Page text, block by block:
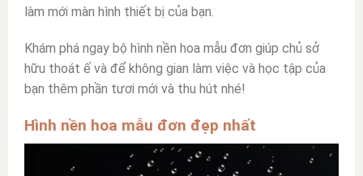
làm mới màn hình thiết bị của bạn.
Khám phá ngay bộ hình nền hoa mẫu đơn giúp chủ sở
hữu thoát ế và để không gian làm việc và học tập của
bạn thêm phần tươi mới và thu hút nhé!
Hình nền hoa mẫu đơn đẹp nhất